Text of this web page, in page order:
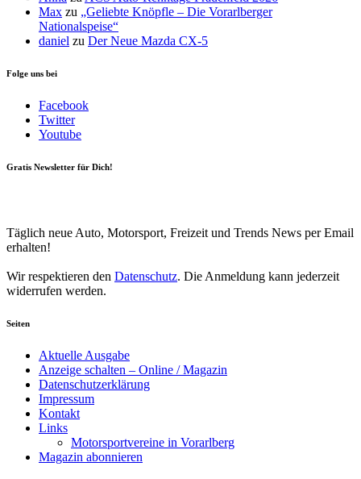
Max zu „Geliebte Knöpfle – Die Vorarlberger
Nationalspeise“
daniel zu Der Neue Mazda CX-5
Folge uns bei
Facebook
Twitter
Youtube
Gratis Newsletter für Dich!
Täglich neue Auto, Motorsport, Freizeit und Trends News per Email
erhalten!
Wir respektieren den Datenschutz. Die Anmeldung kann jederzeit
widerrufen werden.
Seiten
Aktuelle Ausgabe
Anzeige schalten – Online / Magazin
Datenschutzerklärung
Impressum
Kontakt
Links
Motorsportvereine in Vorarlberg
Magazin abonnieren